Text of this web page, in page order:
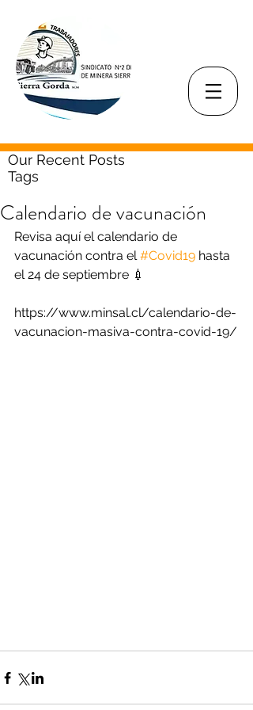
Our Recent Posts
Tags
Calendario de vacunación
Revisa aquí el calendario de
vacunación contra el #Covid19 hasta
el 24 de septiembre 💉
https://www.minsal.cl/calendario-de-
vacunacion-masiva-contra-covid-19/